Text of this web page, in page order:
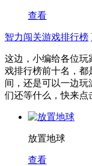
查看
智力闯关游戏排行榜
这边，小编给各位玩
戏排行榜前十名，
间，还是可以一边
们还等什么，快来点
放置地球
查看